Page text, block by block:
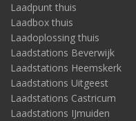
Laadpunt thuis
Laadbox thuis
Laadoplossing thuis
Laadstations Beverwijk
Laadstations Heemskerk
Laadstations Uitgeest
Laadstations Castricum
Laadstations IJmuiden